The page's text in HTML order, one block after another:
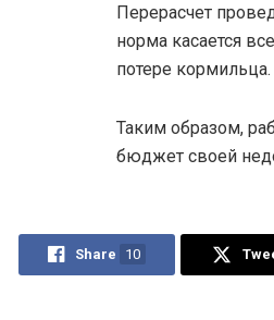
Перерасчет
норма касается
потере кормильца.
Таким образом,
бюджет своей
Share 10